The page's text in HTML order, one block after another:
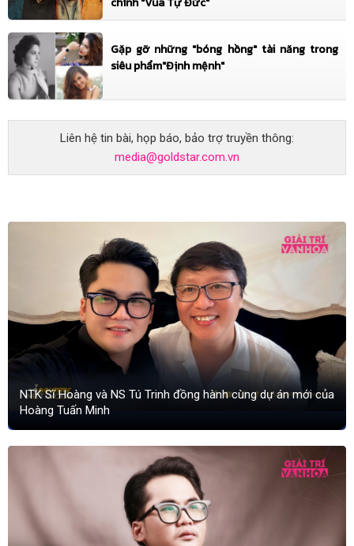
Gặp gỡ những "bóng hồng" tài năng trong
siêu phẩm"Định mệnh"
Liên hệ tin bài, họp báo, bảo trợ truyền thông:
media@goldstar.com.vn
NTK Sĩ Hoàng và NS Tú Trinh đồng hành cùng dự án mới của
Hoàng Tuấn Minh